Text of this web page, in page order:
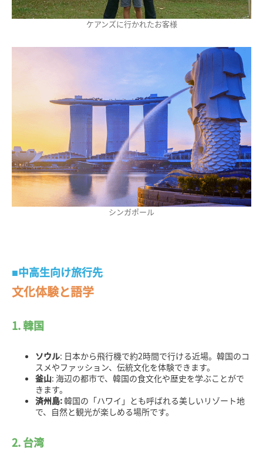
ケアンズに行かれたお客様
シンガポール
■中高生向け旅行先
文化体験と語学
1. 韓国
ソウル: 日本から飛行機で約2時間で行ける近場。韓国のコ
スメやファッション、伝統文化を体験できます。
釜山: 海辺の都市で、韓国の食文化や歴史を学ぶことがで
きます。
済州島:韓国の「ハワイ」とも呼ばれる美しいリゾート地
で、自然と観光が楽しめる場所です。
2. 台湾